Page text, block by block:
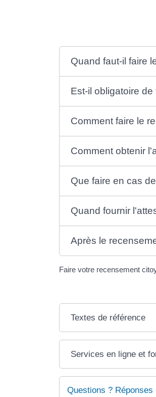
Quand faut-il faire
Est-il obligatoire
Comment faire le
Comment obtenir
Que faire en cas
Quand fournir
Après le
Faire votre recensement
Textes de référence
Services en ligne et
Questions ? Réponses